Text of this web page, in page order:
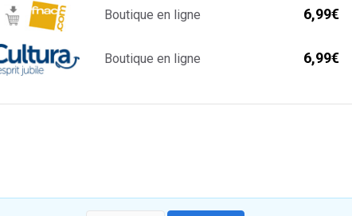
Boutique en ligne 6,99€
Boutique en ligne 6,99€